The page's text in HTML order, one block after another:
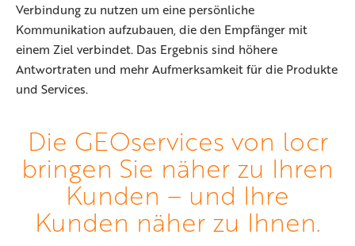
Verbindung zu nutzen um eine persönliche
Kommunikation aufzubauen, die den Empfänger mit
einem Ziel verbindet. Das Ergebnis sind höhere
Antwortraten und mehr Aufmerksamkeit für die Produkte
und Services.
Die GEOservices von locr
bringen Sie näher zu Ihren
Kunden – und Ihre
Kunden näher zu Ihnen.